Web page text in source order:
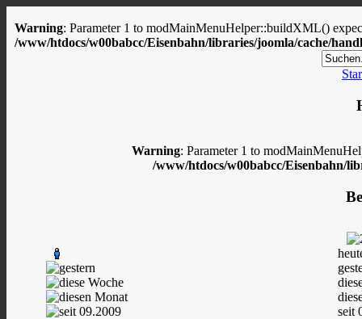
Warning: Parameter 1 to modMainMenuHelper::buildXML()
/www/htdocs/w00babcc/Eisenbahn/libraries/joomla/cache/
Warning: Parameter 1 to
/www/htdocs/w00babcc/Eisenbahn/
seit